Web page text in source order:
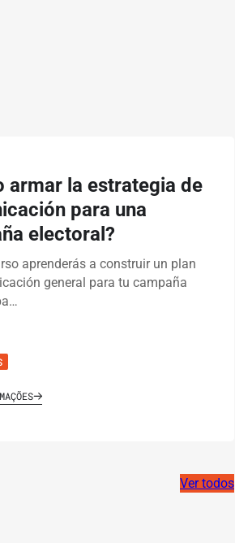
armar la estrategia de
para una
electoral?
aprenderás a construir un plan
general para tu campaña
Ver todos